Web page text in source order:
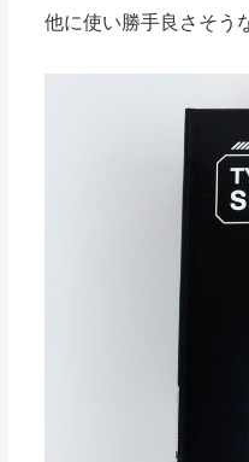
他に使い勝手良さそう